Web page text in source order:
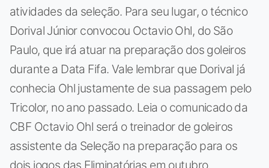
atividades da seleção. Para seu lugar, o técnico
Dorival Júnior convocou Octavio Ohl, do São
Paulo, que irá atuar na preparação dos goleiros
durante a Data Fifa. Vale lembrar que Dorival já
conhecia Ohl justamente de sua passagem pelo
Tricolor, no ano passado. Leia o comunicado da
CBF Octavio Ohl será o treinador de goleiros
assistente da Seleção na preparação para os
dois jogos das Eliminatórias em outubro.